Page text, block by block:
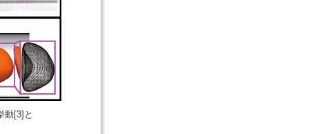
動[3]と